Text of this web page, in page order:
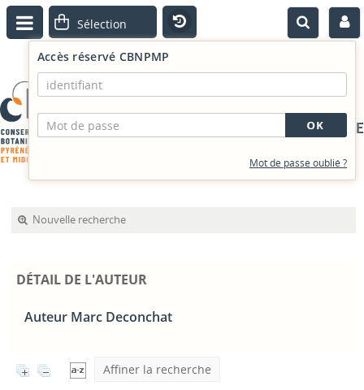
PORTAIL DOCUMENTAIRE
Accès réservé CBNPMP
Mot de passe oublié ?
Nouvelle recherche
DÉTAIL DE L'AUTEUR
Auteur Marc Deconchat
Affiner la recherche